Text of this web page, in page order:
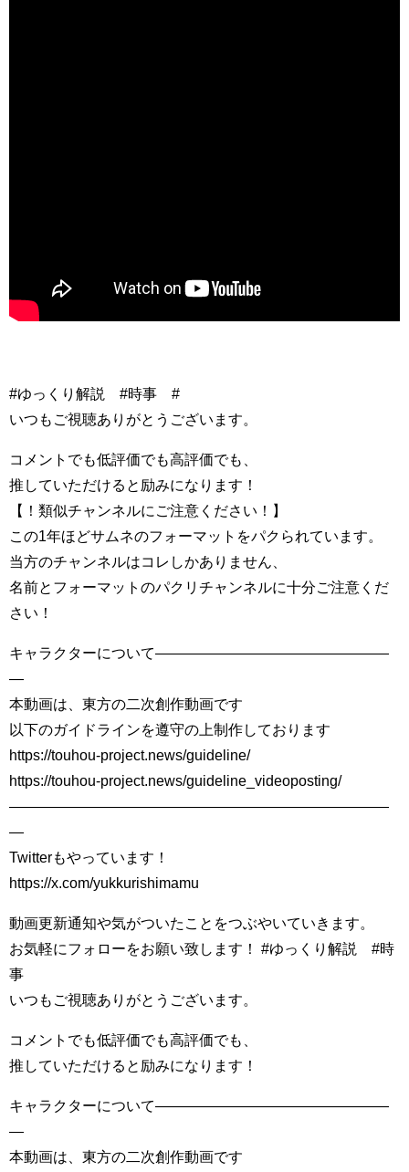
#ゆっくり解説 #時事 #
いつもご視聴ありがとうございます。
コメントでも低評価でも高評価でも、
推していただけると励みになります！
【！類似チャンネルにご注意ください！】
この1年ほどサムネのフォーマットをパクられています。
当方のチャンネルはコレしかありません、
名前とフォーマットのパクリチャンネルに十分ご注意くだ
さい！
キャラクターについて――――――――――――――――
―
本動画は、東方の二次創作動画です
以下のガイドラインを遵守の上制作しております
https://touhou-project.news/guideline/
https://touhou-project.news/guideline_videoposting/
――――――――――――――――――――――――――
―
Twitterもやっています！
https://x.com/yukkurishimamu
動画更新通知や気がついたことをつぶやいていきます。
お気軽にフォローをお願い致します！ #ゆっくり解説 #時
事
いつもご視聴ありがとうございます。
コメントでも低評価でも高評価でも、
推していただけると励みになります！
キャラクターについて――――――――――――――――
―
本動画は、東方の二次創作動画です